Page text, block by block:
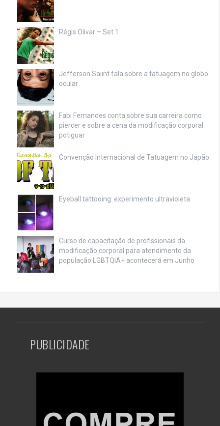
Régis Olivar – Set 1
Jefferson Saiint fala sobre a tatuagem no globo
ocular
Fabi Fernandes conta sobre sua carreira como
piercer e sobre a cena da modificação corporal
potiguar
Convenção Internacional de Tatuagem no Japão
Eyeball tattooing: experimento ultravioleta
Curso de capacitação de profissionais da
modificação corporal para atendimento da
população LGBTQIA+ acontecerá em Junho
PUBLICIDADE